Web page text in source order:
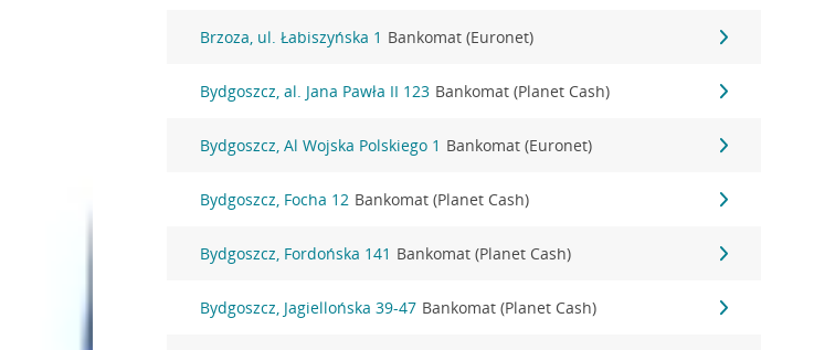
Brzoza, ul. Łabiszyńska 1 Bankomat (Euronet)
Bydgoszcz, al. Jana Pawła II 123 Bankomat (Planet Cash)
Bydgoszcz, Al Wojska Polskiego 1 Bankomat (Euronet)
Bydgoszcz, Focha 12 Bankomat (Planet Cash)
Bydgoszcz, Fordońska 141 Bankomat (Planet Cash)
Bydgoszcz, Jagiellońska 39-47 Bankomat (Planet Cash)